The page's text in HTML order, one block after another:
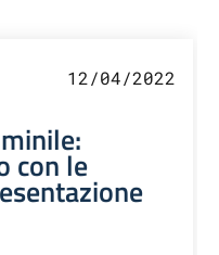
12/04/2022
con le